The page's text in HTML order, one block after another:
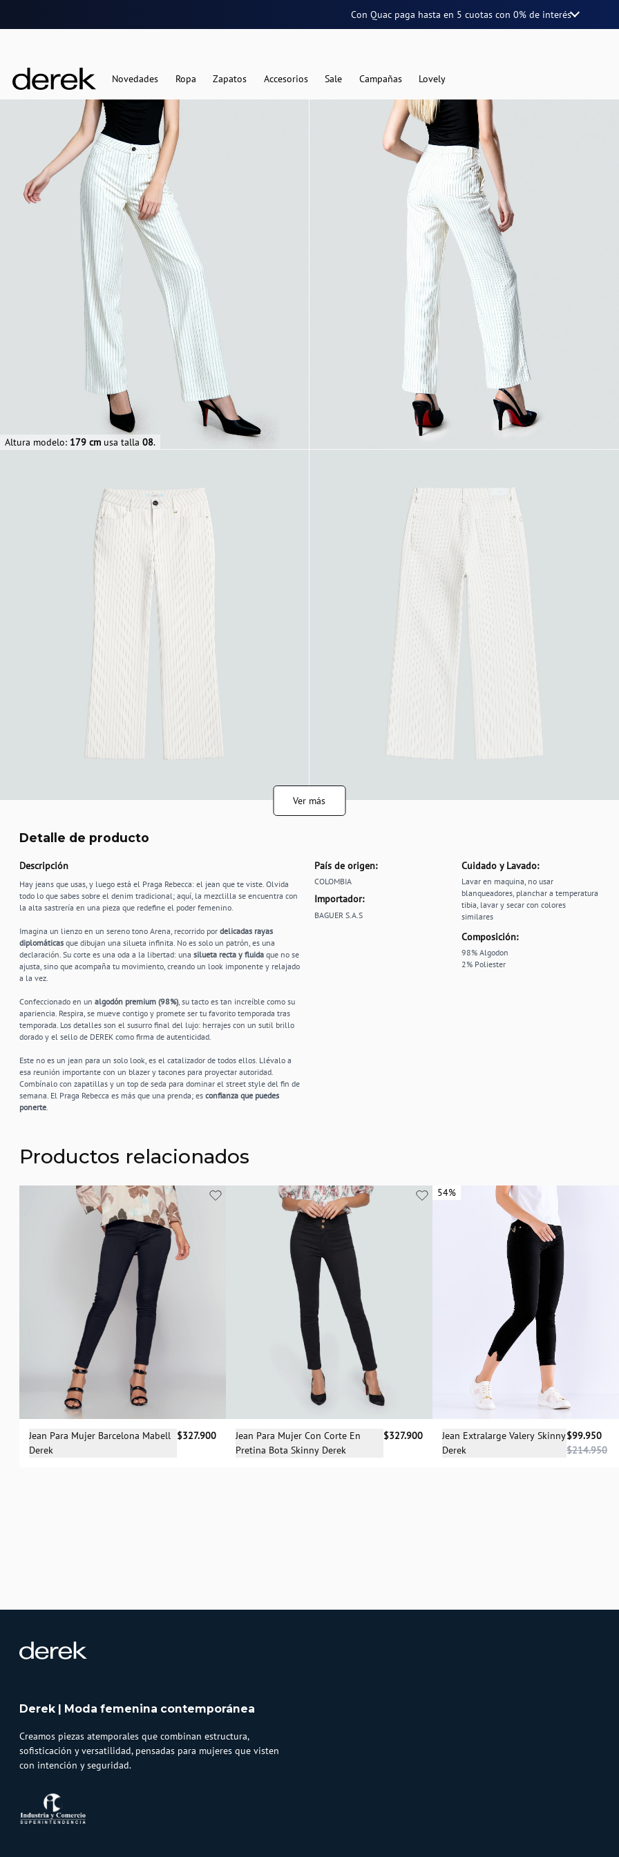
Con Quac paga hasta en 5 cuotascon 0% de interés
Novedades Ropa Zapatos Accesorios Sale Campañas Lovely
Altura modelo: 179 cm usa talla 08.
Ver más
Detalle de producto
Descripción
Hay jeans que usas, y luego está el Praga Rebecca: el jean que te viste. Olvida
todo lo que sabes sobre el denim tradicional; aquí, la mezclilla se encuentra con
la alta sastrería en una pieza que redefine el poder femenino.
Imagina un lienzo en un sereno tono Arena, recorrido por delicadas rayas
diplomáticas que dibujan una silueta infinita. No es solo un patrón, es una
declaración. Su corte es una oda a la libertad: una silueta recta y fluida que no se
ajusta, sino que acompaña tu movimiento, creando un look imponente y relajado
a la vez.
Confeccionado en un algodón premium (98%) , su tacto es tan increíble como su
apariencia. Respira, se mueve contigo y promete ser tu favorito temporada tras
temporada. Los detalles son el susurro final del lujo: herrajes con un sutil brillo
dorado y el sello de DEREK como firma de autenticidad.
Este no es un jean para un solo look, es el catalizador de todos ellos. Llévalo a
esa reunión importante con un blazer y tacones para proyectar autoridad.
Combínalo con zapatillas y un top de seda para dominar el street style del fin de
semana. El Praga Rebecca es más que una prenda; es confianza que puedes
ponerte
País de origen:
COLOMBIA
Importador:
BAGUER S.A.S
Cuidado y Lavado:
Lavar en maquina, no usar
blanqueadores, planchar a temperatura
tibia, lavar y secar con colores
similares
Composición:
98% Algodon
2% Poliester
Productos relacionados
Selecciona una talla
Jean Para Mujer Barcelona Mabell
Derek
$327.900 Selecciona una talla
04 06 08 10
Jean Para Mujer Con Corte En
Pretina Bota Skinny Derek
$327.900
54%
54%
Selecciona una talla
Jean Extralarge Valery Skinny
Derek
$99.950
$214.950
Derek | Moda femenina contemporánea
Creamos piezas atemporales que combinan estructura,
sofisticación y versatilidad, pensadas para mujeres que visten
con intención y seguridad.